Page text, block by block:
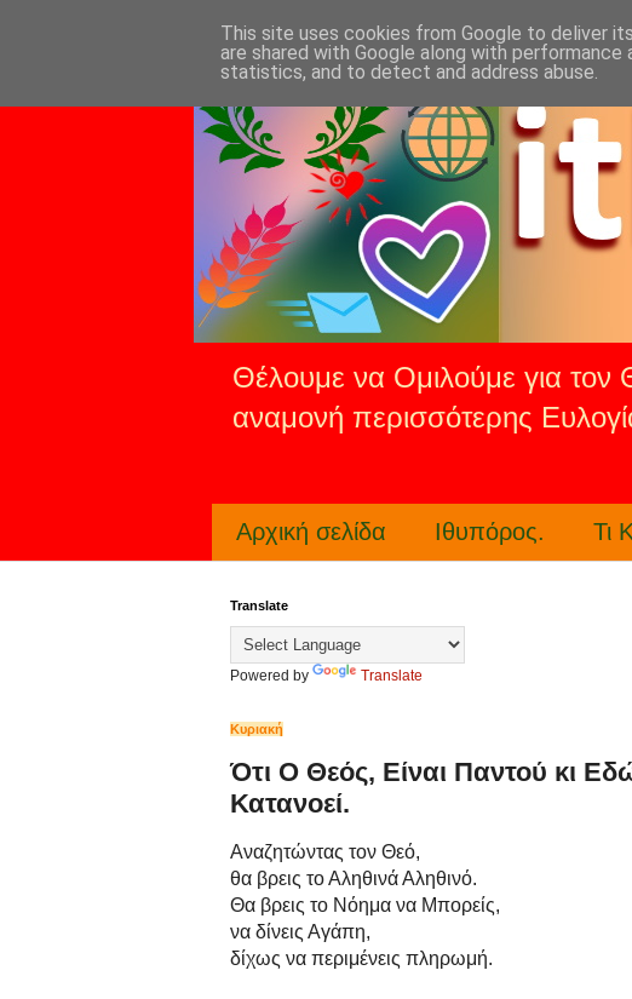
Θέλουμε να Ομιλούμε για τον
αναμονή περισσότερης
Αρχική σελίδα Ιθυπόρος. Τι
Translate
Powered by Translate
Κυριακή
Ότι Ο Θεός, Είναι Παντού κι
Κατανοεί.
Αναζητώντας τον Θεό,
θα βρεις το Αληθινά Αληθινό.
Θα βρεις το Νόημα να Μπορείς,
να δίνεις Αγάπη,
δίχως να περιμένεις πληρωμή.
This site uses cookies from Google to deliver
are shared with Google along with
statistics, and to detect and address abuse.